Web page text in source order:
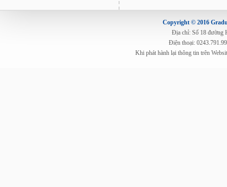
Copyright © 2016
Địa chỉ: Số 18 đường
Điện thoại:
Khi phát hành lại thông tin trên